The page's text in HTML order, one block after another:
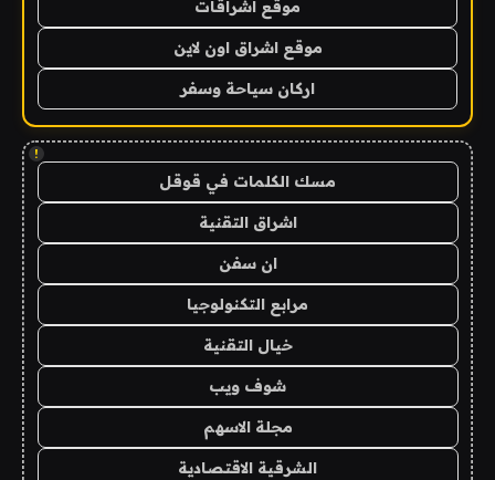
موقع اشراقات
موقع اشراق اون لاين
اركان سياحة وسفر
!
مسك الكلمات في قوقل
اشراق التقنية
ان سفن
مرابع التكنولوجيا
خيال التقنية
شوف ويب
مجلة الاسهم
الشرقية الاقتصادية